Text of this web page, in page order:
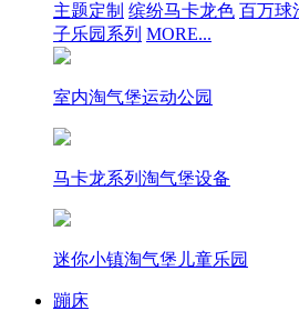
主题定制 缤纷马卡龙色 百万球
子乐园系列 MORE...
室内淘气堡运动公园
马卡龙系列淘气堡设备
迷你小镇淘气堡儿童乐园
蹦床